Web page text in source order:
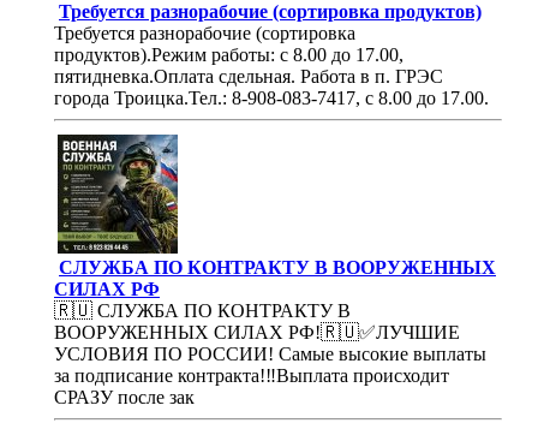
Требуется разнорабочие (сортировка продуктов)
Требуется разнорабочие (сортировка
продуктов).Режим работы: с 8.00 до 17.00,
пятидневка.Оплата сдельная. Работа в п. ГРЭС
города Троицка.Тел.: 8-908-083-7417, с 8.00 до 17.00.
СЛУЖБА ПО КОНТРАКТУ В ВООРУЖЕННЫХ
СИЛАХ РФ
🇷🇺 СЛУЖБА ПО КОНТРАКТУ В
ВООРУЖЕННЫХ СИЛАХ РФ!🇷🇺✅ЛУЧШИЕ
УСЛОВИЯ ПО РОССИИ! Самые высокие выплаты
за подписание контракта!‼Выплата происходит
СРАЗУ после зак